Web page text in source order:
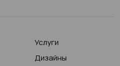
Услуги
Дизайны